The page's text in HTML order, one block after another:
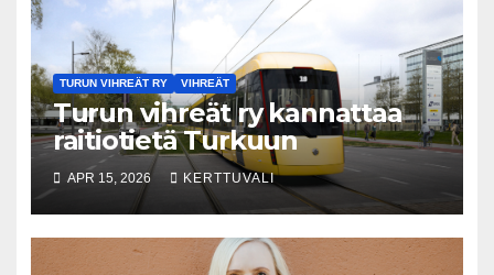
TURUN VIHREÄT RY VIHREÄT
Turun vihreät ry kannattaa
raitiotietä Turkuun
APR 15, 2026 KERTTUVALI